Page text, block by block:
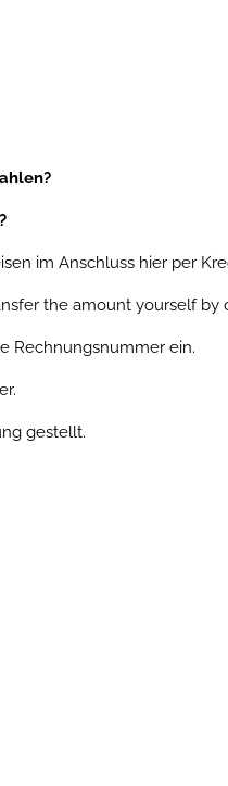
im Anschluss hier per
the amount yourself by
Rechnungsnummer ein.
gestellt.